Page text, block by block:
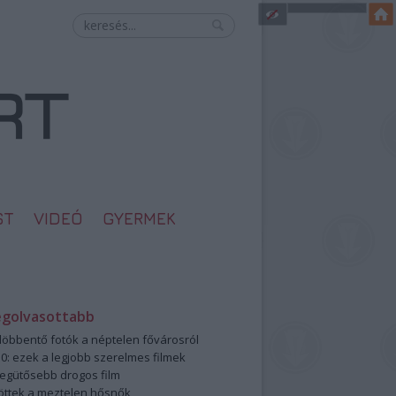
VIDEÓ GYERMEK
fotók a néptelen fővárosról
ezek a legjobb szerelmes filmek
drogos film
a meztelen hősnők